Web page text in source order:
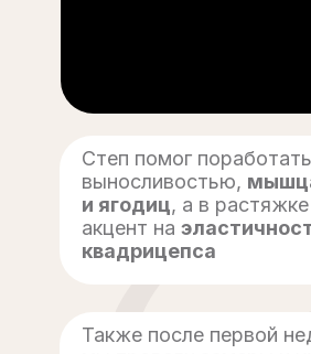
Также после первой
Степ помог
выносливостью,
и ягодиц, а в
акцент на
квадрицепса